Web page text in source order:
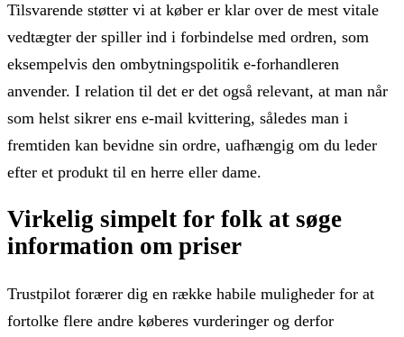
Tilsvarende støtter vi at køber er klar over de mest vitale
vedtægter der spiller ind i forbindelse med ordren, som
eksempelvis den ombytningspolitik e-forhandleren
anvender. I relation til det er det også relevant, at man når
som helst sikrer ens e-mail kvittering, således man i
fremtiden kan bevidne sin ordre, uafhængig om du leder
efter et produkt til en herre eller dame.
Virkelig simpelt for folk at søge
information om priser
Trustpilot forærer dig en række habile muligheder for at
fortolke flere andre køberes vurderinger og derfor